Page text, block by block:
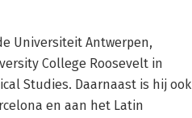
Universiteit Antwerpen,
College Roosevelt in
Studies. Daarnaast is hij ook
en aan het Latin